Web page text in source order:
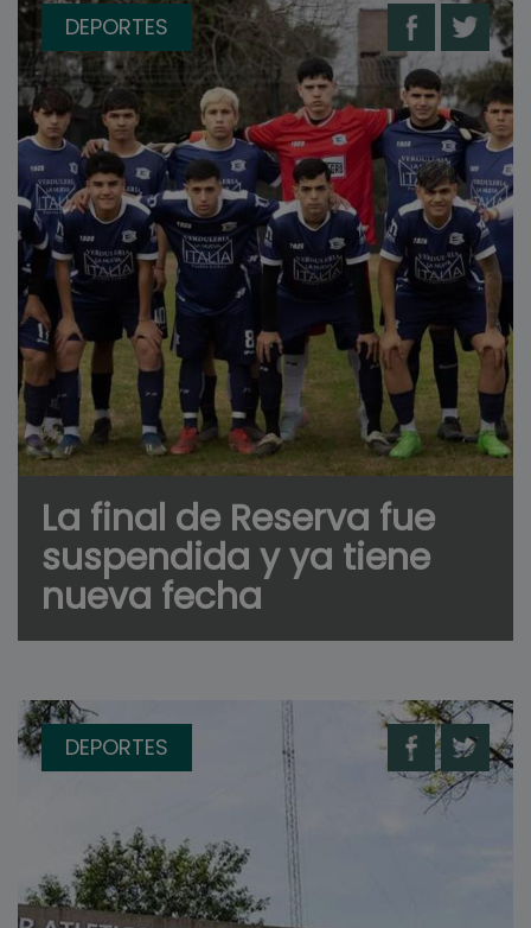
DEPORTES
La final de Reserva fue
suspendida y ya tiene
nueva fecha
DEPORTES